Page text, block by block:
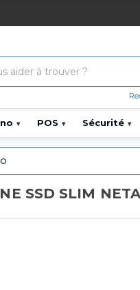
▾ POS ▾ Sécurité ▾
SSD SLIM